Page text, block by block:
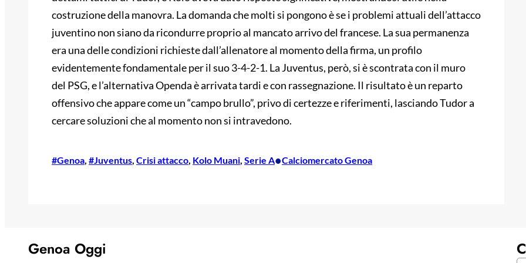
costruzione della manovra. La domanda che molti si pongono è se i problemi attuali dell’attacco
juventino non siano da ricondurre proprio al mancato arrivo del francese. La sua permanenza
era una delle condizioni richieste dall’allenatore al momento della firma, un profilo
evidentemente fondamentale per il suo 3-4-2-1. La Juventus, però, si è scontrata con il muro
del PSG, e l’alternativa Openda è arrivata tardi e con rassegnazione. Il risultato è un reparto
offensivo che appare come un “campo brullo”, privo di certezze e riferimenti, lasciando Tudor a
cercare soluzioni che al momento non si intravedono.
#Genoa, #Juventus, Crisi attacco, Kolo Muani, Serie A•Calciomercato Genoa
Genoa Oggi